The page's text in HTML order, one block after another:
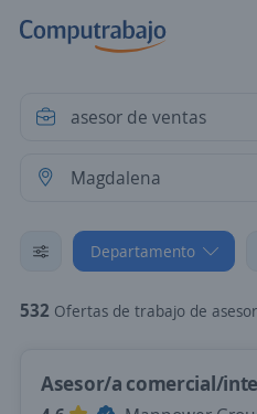
Departamento
532 Ofertas de trabajo de asesor de ventas en
Asesor/a comercial/